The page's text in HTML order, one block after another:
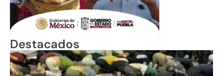
Destacados